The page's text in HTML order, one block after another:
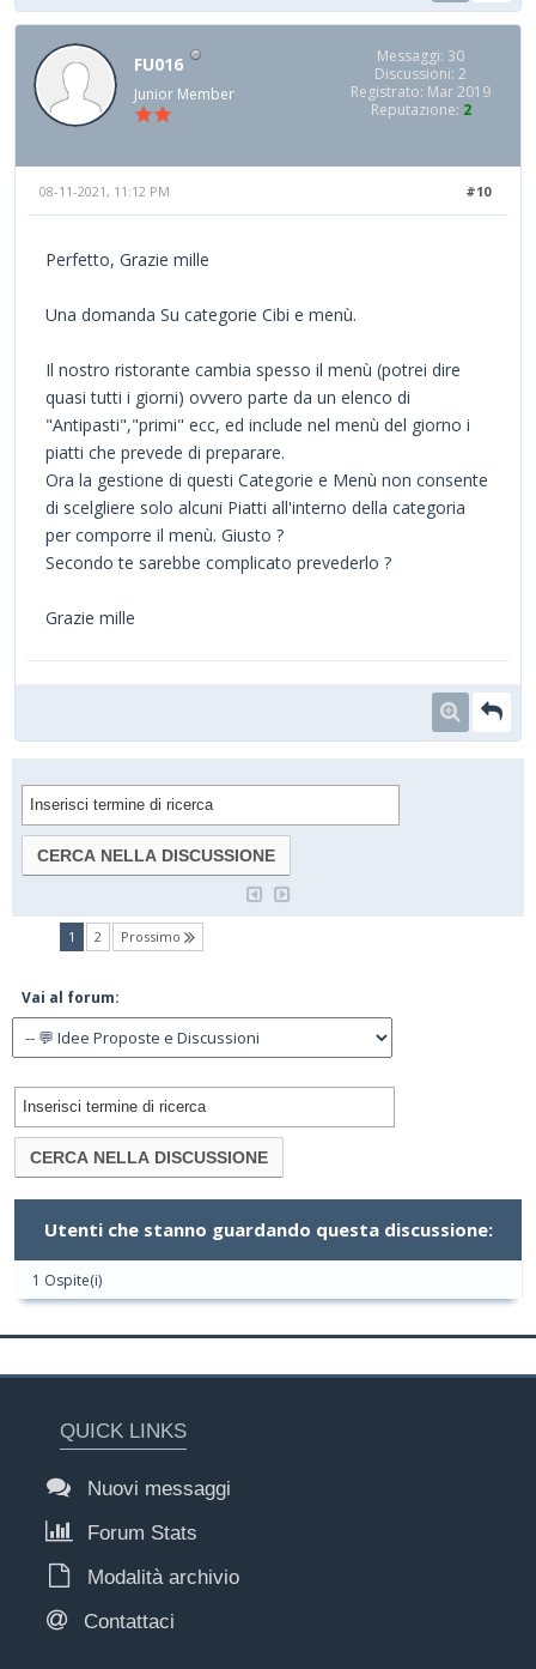
FU016
Junior Member
Messaggi: 30
Discussioni: 2
Registrato: Mar 2019
Reputazione: 2
#10
08-11-2021, 11:12 PM
Perfetto, Grazie mille
Una domanda Su categorie Cibi e menù.
Il nostro ristorante cambia spesso il menù (potrei dire
quasi tutti i giorni) ovvero parte da un elenco di
"Antipasti","primi" ecc, ed include nel menù del giorno i
piatti che prevede di preparare.
Ora la gestione di questi Categorie e Menù non consente
di scelgliere solo alcuni Piatti all'interno della categoria
per comporre il menù. Giusto ?
Secondo te sarebbe complicato prevederlo ?
Grazie mille
1 (current)
2 Prossimo
Vai al forum:
Utenti che stanno guardando questa discussione:
1 Ospite(i)
QUICK LINKS
Nuovi messaggi
Forum Stats
Modalità archivio
Contattaci